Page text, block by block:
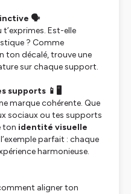
🗣️
Est-elle
? Comme
ton décalé, trouve une
sur chaque support.
supports 📱🖥️
marque cohérente. Que
sociaux ou tes supports
ton identité visuelle
parfait : chaque
harmonieuse.
aligner ton